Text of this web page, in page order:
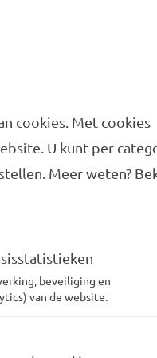
werd de
grootste deel van
was schoner,
waren.
voor onze
op dat
als het om
uit binnen- en
de
jaar vooruit.
cookies. Met cookies
U kunt per
Meer weten?
beveiliging en
van de website.